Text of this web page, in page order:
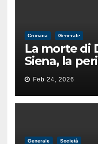
Cronaca Generale
La morte di
Siena, la
di
male
Feb 24, 2026
Generale Società